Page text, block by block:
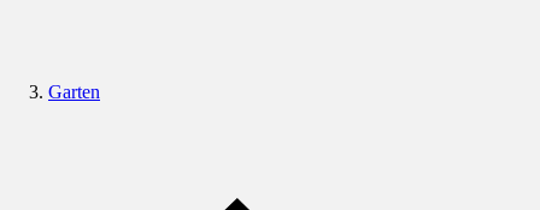
Garten